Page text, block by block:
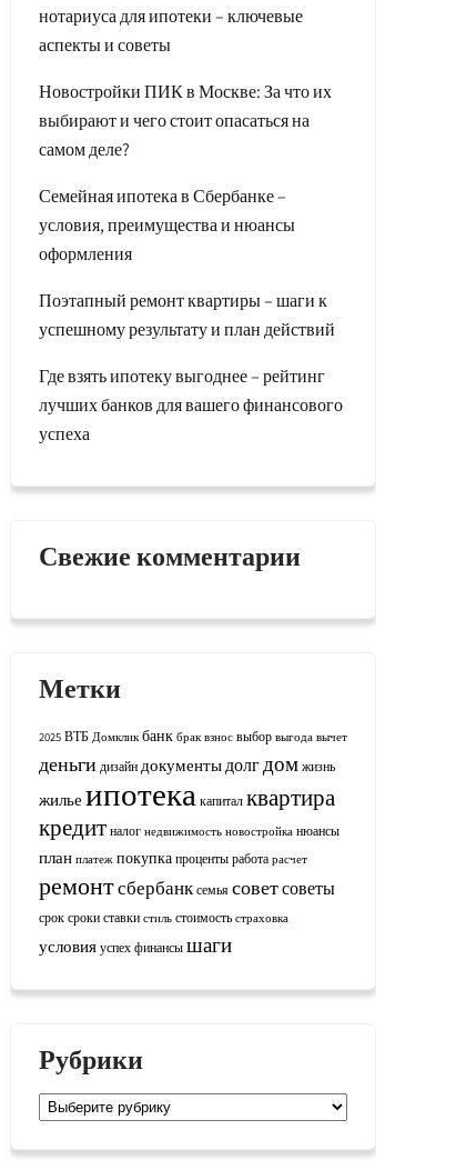
нотариуса для ипотеки – ключевые
аспекты и советы
Новостройки ПИК в Москве: За что их
выбирают и чего стоит опасаться на
самом деле?
Семейная ипотека в Сбербанке –
условия, преимущества и нюансы
оформления
Поэтапный ремонт квартиры – шаги к
успешному результату и план действий
Где взять ипотеку выгоднее – рейтинг
лучших банков для вашего финансового
успеха
Свежие комментарии
Метки
2025 ВТБ Домклик банк брак взнос выбор выгода вычет
деньги дизайндокументыдолгдомжизнь
жилье ипотекакапиталквартира
кредитналог недвижимость новостройка нюансы
план платеж покупкапроцентыработа расчет
ремонтсбербанксемьясоветсоветы
сроксрокиставки стиль стоимость страховка
условияуспехфинансышаги
Рубрики
Рубрики